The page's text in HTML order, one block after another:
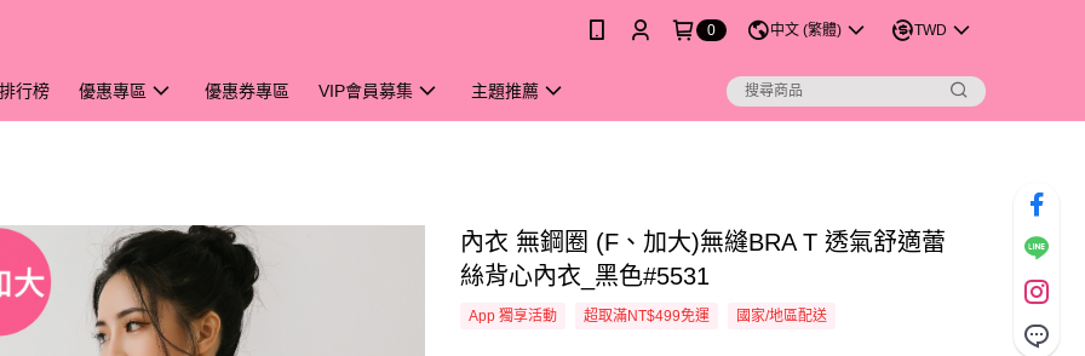
0 中文 (繁體) TWD
行榜 優惠專區 優惠券專區 VIP會員募集 主題推薦
內衣 無鋼圈 (F、加大)無縫BRA T 透氣舒適蕾
絲背心內衣_黑色#5531
App 獨享活動 超取滿NT$499免運 國家/地區配送